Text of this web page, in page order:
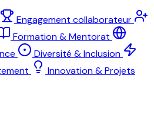
Engagement collaborateur
Formation & Mentorat
Diversité & Inclusion
Innovation & Projets